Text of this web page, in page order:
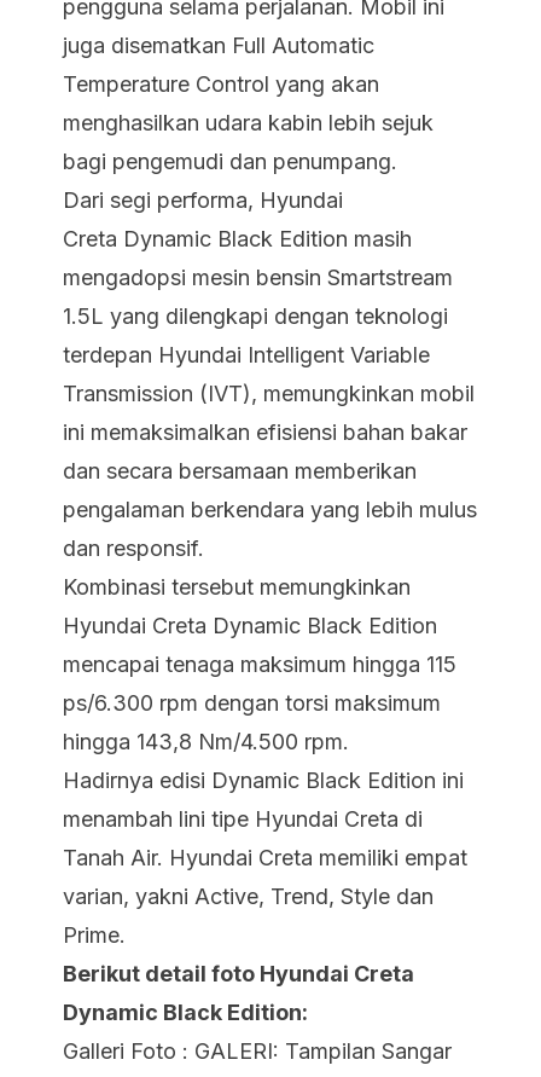
pengguna selama perjalanan. Mobil ini
juga disematkan Full Automatic
Temperature Control yang akan
menghasilkan udara kabin lebih sejuk
bagi pengemudi dan penumpang.
Dari segi performa, Hyundai
Creta Dynamic Black Edition masih
mengadopsi mesin bensin Smartstream
1.5L yang dilengkapi dengan teknologi
terdepan Hyundai Intelligent Variable
Transmission (IVT), memungkinkan mobil
ini memaksimalkan efisiensi bahan bakar
dan secara bersamaan memberikan
pengalaman berkendara yang lebih mulus
dan responsif.
Kombinasi tersebut memungkinkan
Hyundai Creta Dynamic Black Edition
mencapai tenaga maksimum hingga 115
ps/6.300 rpm dengan torsi maksimum
hingga 143,8 Nm/4.500 rpm.
Hadirnya edisi Dynamic Black Edition ini
menambah lini tipe Hyundai Creta di
Tanah Air. Hyundai Creta memiliki empat
varian, yakni Active, Trend, Style dan
Prime.
Berikut detail foto Hyundai Creta
Dynamic Black Edition:
Galleri Foto : GALERI: Tampilan Sangar